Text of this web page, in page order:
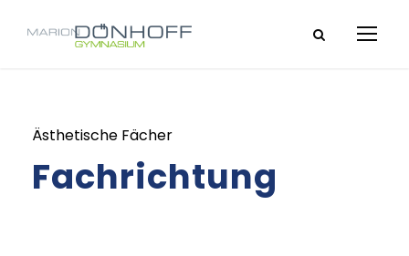
Ästhetische Fächer
Fachrichtung